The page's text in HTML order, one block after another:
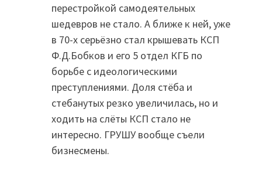
перестройкой самодеятельных
шедевров не стало. А ближе к ней, уже
в 70-х серьёзно стал крышевать КСП
Ф.Д.Бобков и его 5 отдел КГБ по
борьбе с идеологическими
преступлениями. Доля стёба и
стебанутых резко увеличилась, но и
ходить на слёты КСП стало не
интересно. ГРУШУ вообще съели
бизнесмены.